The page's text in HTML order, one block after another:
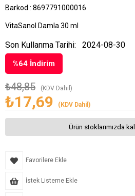
Barkod : 8697791000016
VitaSanol Damla 30 ml
%64 İndirim
₺48,85 (KDV Dahil)
₺17,69 (KDV Dahil)
Son Kullanma Tarihi: 2024-08-30
Ürün stoklarımızda
Favorilere Ekle
İstek Listeme Ekle